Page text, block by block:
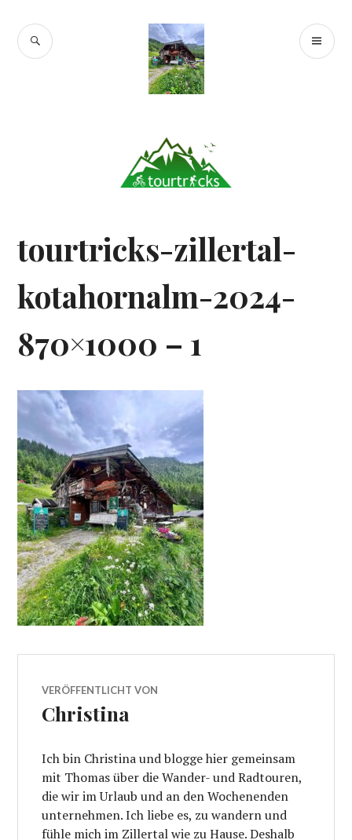
Inhalt
springen
Tourtricks.de
SUCHE
tourtricks-zillertal-
kotahornalm-2024-
870×1000 – 1
VERÖFFENTLICHT VON
Christina
Ich bin Christina und blogge hier gemeinsam
mit Thomas über die Wander- und Radtouren,
die wir im Urlaub und an den Wochenenden
unternehmen. Ich liebe es, zu wandern und
fühle mich im Zillertal wie zu Hause. Deshalb